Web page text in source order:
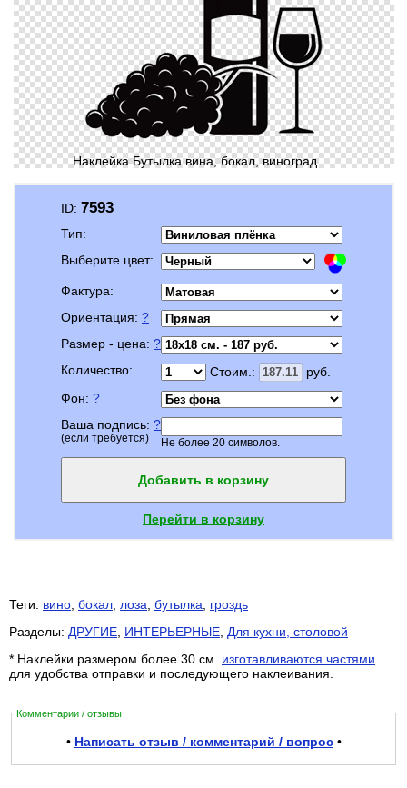
Наклейка Бутылка вина, бокал, виноград
ID: 7593
Тип:
Выберите цвет:
Фактура:
Ориентация: ?
Размер - цена: ?
Количество:
Стоим.:
руб.
Фон: ?
Ваша подпись: ?
(если требуется) Не более 20 символов.
Добавить в корзину
Перейти в корзину
Теги: вино бокал лоза бутылка
гроздь
Разделы: ДРУГИЕ ИНТЕРЬЕРНЫЕ Для кухни, столовой
* Наклейки размером более 30 см. изготавливаются частями
для удобства отправки и последующего наклеивания.
Комментарии / отзывы
• Написать отзыв / комментарий / вопрос•